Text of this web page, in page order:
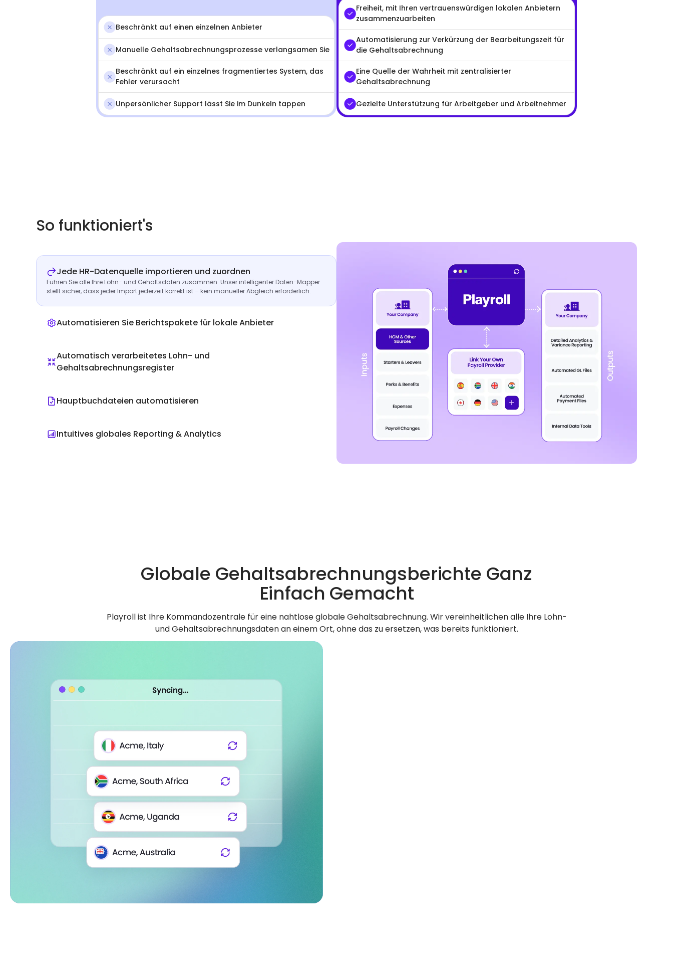
Beschränkt auf einen einzelnen Anbieter
Manuelle Gehaltsabrechnungsprozesse verlangsamen Sie
Beschränkt auf ein einzelnes fragmentiertes System, das
Fehler verursacht
Unpersönlicher Support lässt Sie im Dunkeln tappen
Freiheit, mit Ihren vertrauenswürdigen lokalen Anbietern
zusammenzuarbeiten
Automatisierung zur Verkürzung der Bearbeitungszeit für
die Gehaltsabrechnung
Eine Quelle der Wahrheit mit zentralisierter
Gehaltsabrechnung
Gezielte Unterstützung für Arbeitgeber und Arbeitnehmer
So funktioniert's
Jede HR-Datenquelle importieren und zuordnen
Führen Sie alle Ihre Lohn- und Gehaltsdaten zusammen. Unser intelligenter Daten-Mapper
stellt sicher, dass jeder Import jederzeit korrekt ist – kein manueller Abgleich erforderlich.
Automatisieren Sie Berichtspakete für lokale Anbieter
Automatisch verarbeitetes Lohn- und
Gehaltsabrechnungsregister
Hauptbuchdateien automatisieren
Intuitives globales Reporting & Analytics
Globale Gehaltsabrechnungsberichte Ganz
Einfach Gemacht
Playroll ist Ihre Kommandozentrale für eine nahtlose globale Gehaltsabrechnung. Wir vereinheitlichen alle Ihre Lohn-
und Gehaltsabrechnungsdaten an einem Ort, ohne das zu ersetzen, was bereits funktioniert.